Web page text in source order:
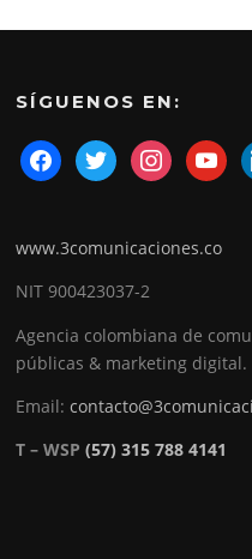
SÍGUENOS EN:
www.3comunicaciones.co
NIT 900423037-2
Agencia colombiana de
públicas & marketing digital.
Email:
T – WSP(57) 315 788 4141